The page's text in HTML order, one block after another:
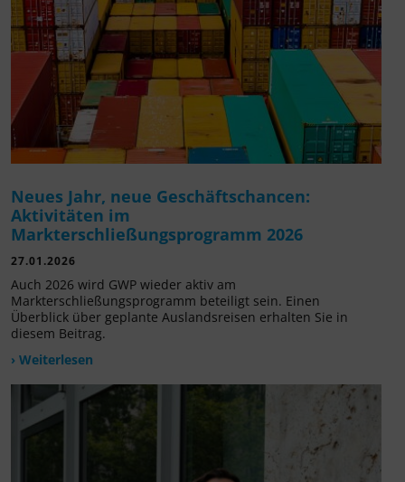
Neues Jahr, neue Geschäftschancen:
Aktivitäten im
Markterschließungsprogramm 2026
27.01.2026
Auch 2026 wird GWP wieder aktiv am
Markterschließungsprogramm beteiligt sein. Einen
Überblick über geplante Auslandsreisen erhalten Sie in
diesem Beitrag.
› Weiterlesen